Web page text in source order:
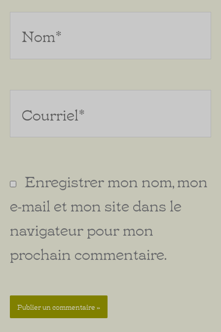
Enregistrer mon nom, mon
e-mail et mon site dans le
navigateur pour mon
prochain commentaire.